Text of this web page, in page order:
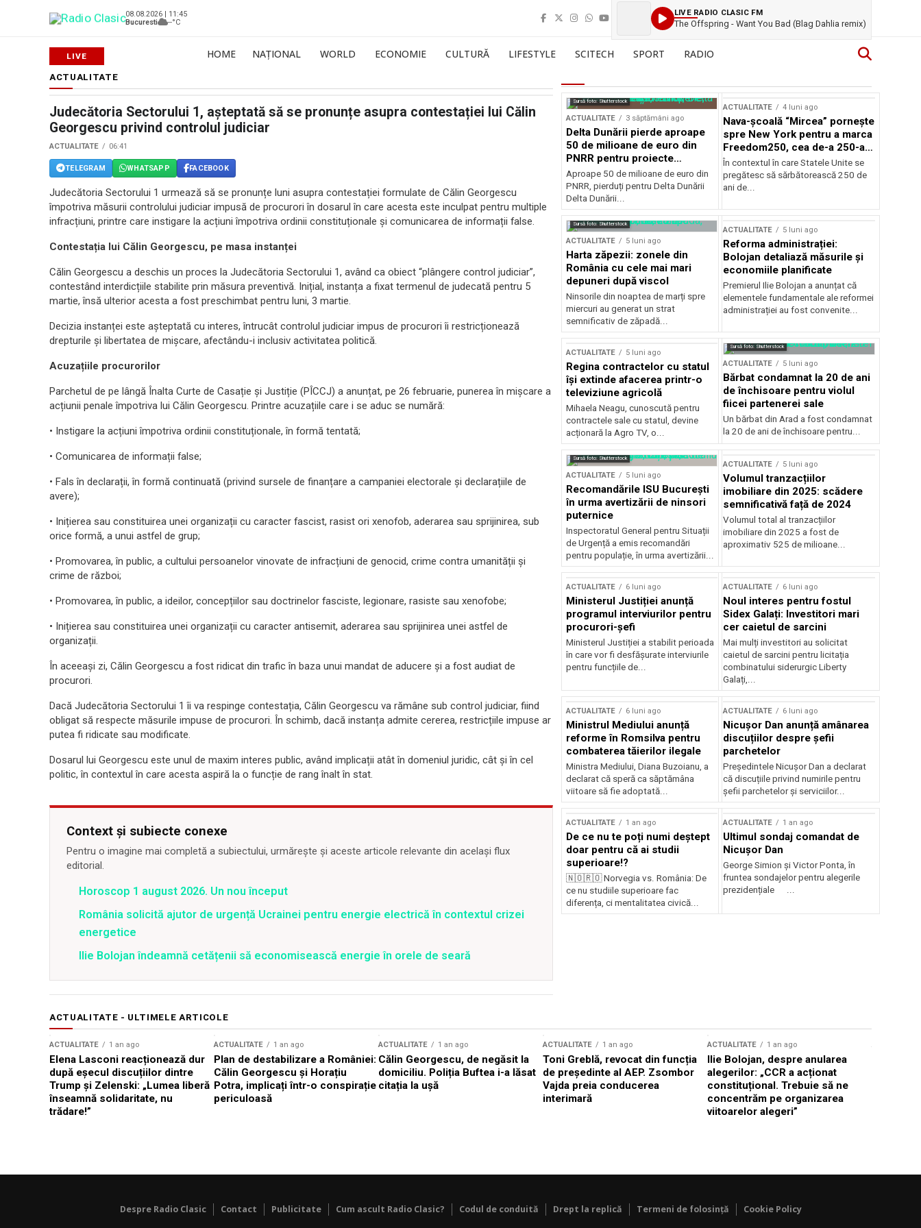
08.08.2026 | 11:45
Bucuresti
--°C
LIVE RADIO CLASIC FM
The Offspring - Want You Bad (Blag Dahlia remix)
HOME NAȚIONAL WORLD ECONOMIE CULTURĂ LIFESTYLE SCITECH SPORT RADIO
ACTUALITATE
Judecătoria Sectorului 1, așteptată să se pronunțe asupra contestației lui Călin
Georgescu privind controlul judiciar
ACTUALITATE 06:41
TELEGRAM WHATSAPP FACEBOOK
Judecătoria Sectorului 1 urmează să se pronunțe luni asupra contestației formulate de Călin Georgescu
împotriva măsurii controlului judiciar impusă de procurori în dosarul în care acesta este inculpat pentru multiple
infracțiuni, printre care instigare la acțiuni împotriva ordinii constituționale și comunicarea de informații false.
Contestația lui Călin Georgescu, pe masa instanței
Călin Georgescu a deschis un proces la Judecătoria Sectorului 1, având ca obiect “plângere control judiciar”,
contestând interdicțiile stabilite prin măsura preventivă. Inițial, instanța a fixat termenul de judecată pentru 5
martie, însă ulterior acesta a fost preschimbat pentru luni, 3 martie.
Decizia instanței este așteptată cu interes, întrucât controlul judiciar impus de procurori îi restricționează
drepturile și libertatea de mișcare, afectându-i inclusiv activitatea politică.
Acuzațiile procurorilor
Parchetul de pe lângă Înalta Curte de Casație și Justiție (PÎCCJ) a anunțat, pe 26 februarie, punerea în mișcare a
acțiunii penale împotriva lui Călin Georgescu. Printre acuzațiile care i se aduc se numără:
• Instigare la acțiuni împotriva ordinii constituționale, în formă tentată;
• Comunicarea de informații false;
• Fals în declarații, în formă continuată (privind sursele de finanțare a campaniei electorale și declarațiile de
avere);
• Inițierea sau constituirea unei organizații cu caracter fascist, rasist ori xenofob, aderarea sau sprijinirea, sub
orice formă, a unui astfel de grup;
• Promovarea, în public, a cultului persoanelor vinovate de infracțiuni de genocid, crime contra umanității și
crime de război;
• Promovarea, în public, a ideilor, concepțiilor sau doctrinelor fasciste, legionare, rasiste sau xenofobe;
• Inițierea sau constituirea unei organizații cu caracter antisemit, aderarea sau sprijinirea unei astfel de
organizații.
În aceeași zi, Călin Georgescu a fost ridicat din trafic în baza unui mandat de aducere și a fost audiat de
procurori.
Dacă Judecătoria Sectorului 1 îi va respinge contestația, Călin Georgescu va rămâne sub control judiciar, fiind
obligat să respecte măsurile impuse de procurori. În schimb, dacă instanța admite cererea, restricțiile impuse ar
putea fi ridicate sau modificate.
Dosarul lui Georgescu este unul de maxim interes public, având implicații atât în domeniul juridic, cât și în cel
politic, în contextul în care acesta aspiră la o funcție de rang înalt în stat.
Context și subiecte conexe
Pentru o imagine mai completă a subiectului, urmărește și aceste articole relevante din același flux
editorial.
Horoscop 1 august 2026. Un nou început
România solicită ajutor de urgență Ucrainei pentru energie electrică în contextul crizei
energetice
Ilie Bolojan îndeamnă cetățenii să economisească energie în orele de seară
Sursă foto: Shutterstock
ACTUALITATE 3 săptămâni ago
Delta Dunării pierde aproape
50 de milioane de euro din
PNRR pentru proiecte
esențiale
Aproape 50 de milioane de euro din
PNRR, pierduți pentru Delta Dunării
Delta Dunării...
ACTUALITATE 4 luni ago
Nava-școală “Mircea” pornește
spre New York pentru a marca
Freedom250, cea de-a 250-a
aniversare a Statelor Unite
În contextul în care Statele Unite se
pregătesc să sărbătorească 250 de
ani de...
Sursă foto: Shutterstock
ACTUALITATE 5 luni ago
Harta zăpezii: zonele din
România cu cele mai mari
depuneri după viscol
Ninsorile din noaptea de marți spre
miercuri au generat un strat
semnificativ de zăpadă...
ACTUALITATE 5 luni ago
Reforma administrației:
Bolojan detaliază măsurile și
economiile planificate
Premierul Ilie Bolojan a anunțat că
elementele fundamentale ale reformei
administrației au fost convenite...
ACTUALITATE 5 luni ago
Regina contractelor cu statul
își extinde afacerea printr-o
televiziune agricolă
Mihaela Neagu, cunoscută pentru
contractele sale cu statul, devine
acționară la Agro TV, o...
Sursă foto: Shutterstock
ACTUALITATE 5 luni ago
Bărbat condamnat la 20 de ani
de închisoare pentru violul
fiicei partenerei sale
Un bărbat din Arad a fost condamnat
la 20 de ani de închisoare pentru...
Sursă foto: Shutterstock
ACTUALITATE 5 luni ago
Recomandările ISU București
în urma avertizării de ninsori
puternice
Inspectoratul General pentru Situații
de Urgență a emis recomandări
pentru populație, în urma avertizării...
ACTUALITATE 5 luni ago
Volumul tranzacțiilor
imobiliare din 2025: scădere
semnificativă față de 2024
Volumul total al tranzacțiilor
imobiliare din 2025 a fost de
aproximativ 525 de milioane...
ACTUALITATE 6 luni ago
Ministerul Justiției anunță
programul interviurilor pentru
procurori-șefi
Ministerul Justiției a stabilit perioada
în care vor fi desfășurate interviurile
pentru funcțiile de...
ACTUALITATE 6 luni ago
Noul interes pentru fostul
Sidex Galați: Investitori mari
cer caietul de sarcini
Mai mulți investitori au solicitat
caietul de sarcini pentru licitația
combinatului siderurgic Liberty
Galați,...
ACTUALITATE 6 luni ago
Ministrul Mediului anunță
reforme în Romsilva pentru
combaterea tăierilor ilegale
Ministra Mediului, Diana Buzoianu, a
declarat că speră ca săptămâna
viitoare să fie adoptată...
ACTUALITATE 6 luni ago
Nicușor Dan anunță amânarea
discuțiilor despre șefii
parchetelor
Președintele Nicușor Dan a declarat
că discuțiile privind numirile pentru
șefii parchetelor și serviciilor...
ACTUALITATE 1 an ago
De ce nu te poți numi deștept
doar pentru că ai studii
superioare!?
🇳🇴🇷🇴 Norvegia vs. România: De
ce nu studiile superioare fac
diferența, ci mentalitatea civică...
ACTUALITATE 1 an ago
Ultimul sondaj comandat de
Nicușor Dan
George Simion și Victor Ponta, în
fruntea sondajelor pentru alegerile
prezidențiale ...
ACTUALITATE - ULTIMELE ARTICOLE
ACTUALITATE 1 an ago
Elena Lasconi reacționează dur
după eșecul discuțiilor dintre
Trump și Zelenski: „Lumea liberă
înseamnă solidaritate, nu
trădare!”
ACTUALITATE 1 an ago
Plan de destabilizare a României:
Călin Georgescu și Horațiu
Potra, implicați într-o conspirație
periculoasă
ACTUALITATE 1 an ago
Călin Georgescu, de negăsit la
domiciliu. Poliția Buftea i-a lăsat
citația la ușă
ACTUALITATE 1 an ago
Toni Greblă, revocat din funcția
de președinte al AEP. Zsombor
Vajda preia conducerea
interimară
ACTUALITATE 1 an ago
Ilie Bolojan, despre anularea
alegerilor: „CCR a acționat
constituțional. Trebuie să ne
concentrăm pe organizarea
viitoarelor alegeri”
Despre Radio Clasic Contact Publicitate Cum ascult Radio Clasic? Codul de conduită Drept la replică Termeni de folosință Cookie Policy